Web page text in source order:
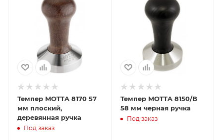
Темпер MOTTA 8170 57
мм плоский,
деревянная ручка
Под заказ
Темпер MOTTA 8150/B
58 мм черная ручка
Под заказ